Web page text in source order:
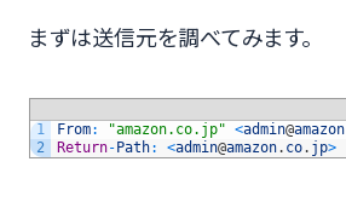
まずは送信元を調べてみます。
1
2
From: "amazon.co.jp" <admin@amazon
Return-Path: <admin@amazon. co. jp>